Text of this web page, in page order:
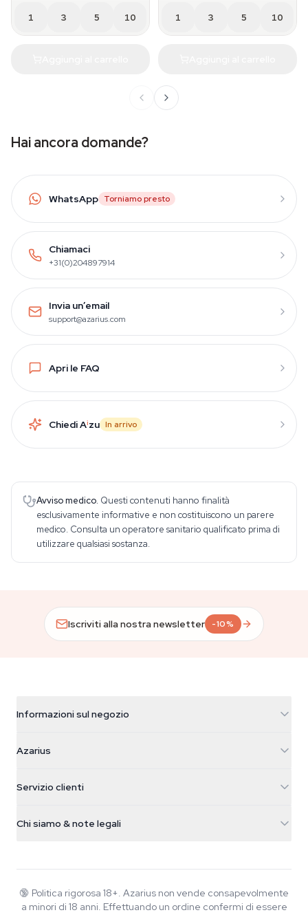
1 3 5 10 1 3 5 10
Hai ancora domande?
WhatsApp Torniamo presto
Chiamaci
+31(0)204897914
Invia un’email
support@azarius.com
Apri le FAQ
Chiedi Aizu In arrivo
Avviso medico. Questi contenuti hanno finalità
esclusivamente informative e non costituiscono un parere
medico. Consulta un operatore sanitario qualificato prima di
utilizzare qualsiasi sostanza.
Iscriviti alla nostra newsletter -10%
Informazioni sul negozio
Galvaniweg 11
Nederland
+31(0)204897914
Azarius
Smokeshop
Servizio clienti
FAQ
Chi siamo & note legali
Wiki
Blog
Musica
🔞 Politica rigorosa 18+. Azarius non vende consapevolmente
a minori di 18 anni. Effettuando un ordine confermi di essere